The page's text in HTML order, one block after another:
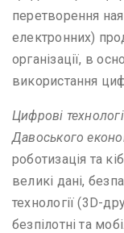
перетворення
електронних)
організації, в
використання
Цифрові
Давоського
роботизація та
великі дані,
технології (3D-
безпілотні та